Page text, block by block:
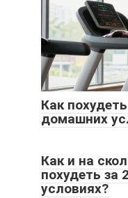
Как
домашних
Как и на
похудеть за
условиях?